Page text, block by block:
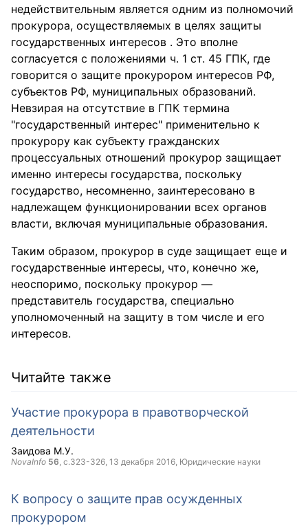
недействительным является одним из полномочий
прокурора, осуществляемых в целях защиты
государственных интересов . Это вполне
согласуется с положениями ч. 1 ст. 45 ГПК, где
говорится о защите прокурором интересов РФ,
субъектов РФ, муниципальных образований.
Невзирая на отсутствие в ГПК термина
"государственный интерес" применительно к
прокурору как субъекту гражданских
процессуальных отношений прокурор защищает
именно интересы государства, поскольку
государство, несомненно, заинтересовано в
надлежащем функционировании всех органов
власти, включая муниципальные образования.
Таким образом, прокурор в суде защищает еще и
государственные интересы, что, конечно же,
неоспоримо, поскольку прокурор —
представитель государства, специально
уполномоченный на защиту в том числе и его
интересов.
Читайте также
Участие прокурора в правотворческой
деятельности
Заидова М.У.
NovaInfo 56, с.323-326, 13 декабря 2016, Юридические науки
К вопросу о защите прав осужденных
прокурором